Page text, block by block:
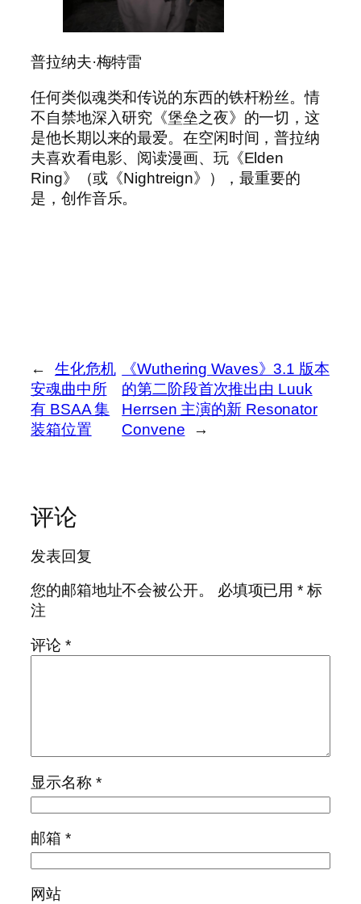
普拉纳夫·梅特雷
任何类似魂类和传说的东西的铁杆粉丝。情
不自禁地深入研究《堡垒之夜》的一切，这
是他长期以来的最爱。在空闲时间，普拉纳
夫喜欢看电影、阅读漫画、玩《Elden
Ring》（或《Nightreign》），最重要的
是，创作音乐。
←
生化危机
安魂曲中所
有 BSAA 集
装箱位置
《Wuthering Waves》3.1 版本
的第二阶段首次推出由 Luuk
Herrsen 主演的新 Resonator
Convene
→
评论
发表回复
您的邮箱地址不会被公开。
必填项已用* 标
注
评论 *
显示名称 *
邮箱 *
网站